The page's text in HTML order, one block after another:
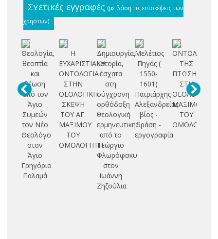
Σχετικές εγγραφές (με βάση τις επισκέψεις των
χρηστών)
Θεολογία,
θεοπτία
και
θέωση:
από τον
Άγιο
Συμεών
τον Νέο
Θεολόγο
στον
Άγιο
Γρηγόριο
Παλαμά
Η
ΕΥΧΑΡΙΣΤΙΑΚΗ
ΟΝΤΟΛΟΓΙΑ
ΣΤΗΝ
ΘΕΟΛΟΓΙΚΗ
ΣΚΕΨΗ
ΤΟΥ ΑΓ.
ΜΑΞΙΜΟΥ
ΤΟΥ
ΟΜΟΛΟΓΗΤΗ
Δημιουργία,
ιστορία,
έσχατα
στη
σύγχρονη
ορθόδοξη
θεολογική
ερμηνευτική:
από το
Γεώργιο
Φλωρόφσκυ
στον
Ιωάννη
Ζηζούλια
Μελέτιος
Πηγάς (
1550-
1601)
Πατριάρχης
Αλεξανδρείας:
βίος -
δράση -
εργογραφία
ΟΝΤΟΛΟΓΙΑ
ΤΗΣ
ΠΤΩΣΗΣ
ΣΤΗ
ΘΕΟΛΟΓΙΑ
ΜΑΞΙΜΟΥ
ΤΟΥ